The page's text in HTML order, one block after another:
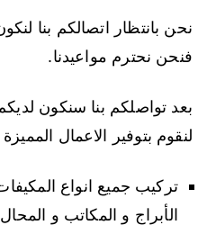
نحن بانتظار اتصالكم بنا
فنحن نحترم مواعيدنا.
بعد تواصلكم بنا سنكون
لنقوم بتوفير الاعمال المميزة
تركيب جميع انواع
الأبراج و المكاتب و